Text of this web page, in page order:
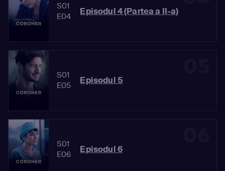
S01
E04
Episodul 4 (Partea a II-a)
S01
E05
Episodul 5
S01
E06
Episodul 6